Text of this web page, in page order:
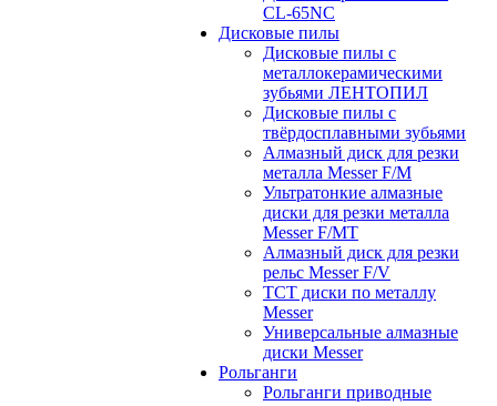
CL-65NC
Дисковые пилы
Дисковые пилы с
металлокерамическими
зубьями ЛЕНТОПИЛ
Дисковые пилы с
твёрдосплавными зубьями
Алмазный диск для резки
металла Messer F/M
Ультратонкие алмазные
диски для резки металла
Messer F/MT
Алмазный диск для резки
рельс Messer F/V
ТСТ диски по металлу
Messer
Универсальные алмазные
диски Messer
Рольганги
Рольганги приводные